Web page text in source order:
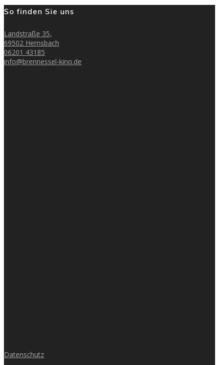
So finden Sie uns
Landstraße 35,
69502 Hemsbach
06201 43185
info@brennessel-kino.de
Datenschutz